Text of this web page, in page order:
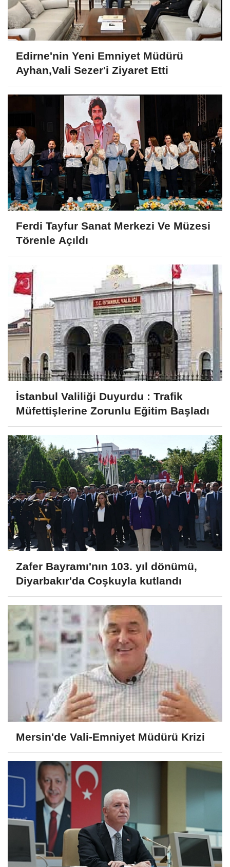
Edirne'nin Yeni Emniyet Müdürü
Ayhan,Vali Sezer'i Ziyaret Etti
Ferdi Tayfur Sanat Merkezi Ve Müzesi
Törenle Açıldı
İstanbul Valiliği Duyurdu : Trafik
Müfettişlerine Zorunlu Eğitim Başladı
Zafer Bayramı'nın 103. yıl dönümü,
Diyarbakır'da Coşkuyla kutlandı
Mersin'de Vali-Emniyet Müdürü Krizi